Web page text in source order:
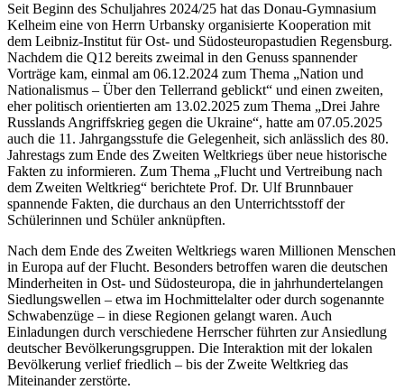
Seit Beginn des Schuljahres 2024/25 hat das Donau-Gymnasium
Kelheim eine von Herrn Urbansky organisierte Kooperation mit
dem Leibniz-Institut für Ost- und Südosteuropastudien Regensburg.
Nachdem die Q12 bereits zweimal in den Genuss spannender
Vorträge kam, einmal am 06.12.2024 zum Thema „Nation und
Nationalismus – Über den Tellerrand geblickt“ und einen zweiten,
eher politisch orientierten am 13.02.2025 zum Thema „Drei Jahre
Russlands Angriffskrieg gegen die Ukraine“, hatte am 07.05.2025
auch die 11. Jahrgangsstufe die Gelegenheit, sich anlässlich des 80.
Jahrestags zum Ende des Zweiten Weltkriegs über neue historische
Fakten zu informieren. Zum Thema „Flucht und Vertreibung nach
dem Zweiten Weltkrieg“ berichtete Prof. Dr. Ulf Brunnbauer
spannende Fakten, die durchaus an den Unterrichtsstoff der
Schülerinnen und Schüler anknüpften.
Nach dem Ende des Zweiten Weltkriegs waren Millionen Menschen
in Europa auf der Flucht. Besonders betroffen waren die deutschen
Minderheiten in Ost- und Südosteuropa, die in jahrhundertelangen
Siedlungswellen – etwa im Hochmittelalter oder durch sogenannte
Schwabenzüge – in diese Regionen gelangt waren. Auch
Einladungen durch verschiedene Herrscher führten zur Ansiedlung
deutscher Bevölkerungsgruppen. Die Interaktion mit der lokalen
Bevölkerung verlief friedlich – bis der Zweite Weltkrieg das
Miteinander zerstörte.